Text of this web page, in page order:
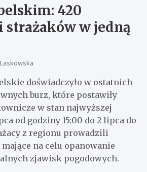
420
w jedną
doświadczyło w ostatnich
burz, które postawiły
w stan najwyższej
od godziny 15:00 do 2 lipca do
z regionu prowadzili
na celu opanowanie
zjawisk pogodowych.